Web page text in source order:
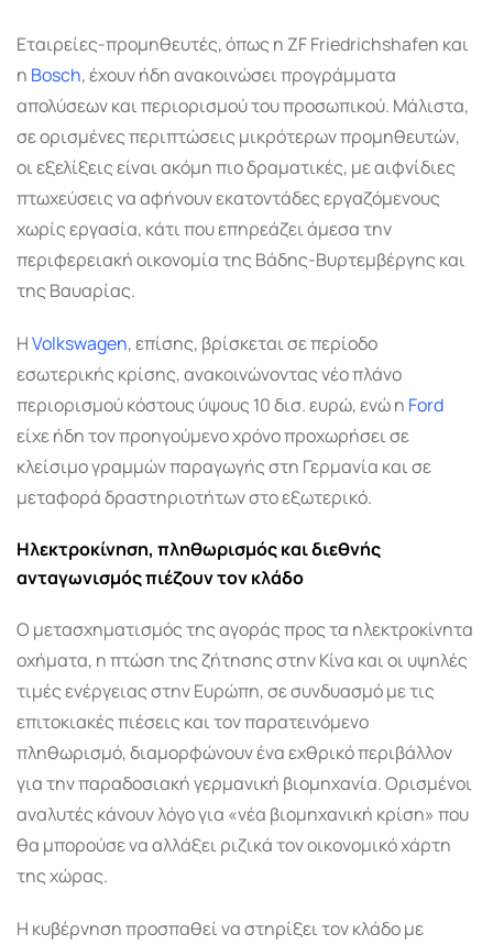
Εταιρείες-προμηθευτές, όπως η ZF Friedrichshafen και
η Bosch, έχουν ήδη ανακοινώσει προγράμματα
απολύσεων και περιορισμού του προσωπικού. Μάλιστα,
σε ορισμένες περιπτώσεις μικρότερων προμηθευτών,
οι εξελίξεις είναι ακόμη πιο δραματικές, με αιφνίδιες
πτωχεύσεις να αφήνουν εκατοντάδες εργαζόμενους
χωρίς εργασία, κάτι που επηρεάζει άμεσα την
περιφερειακή οικονομία της Βάδης-Βυρτεμβέργης και
της Βαυαρίας.
ΗVolkswagen, επίσης, βρίσκεται σε περίοδο
εσωτερικής κρίσης, ανακοινώνοντας νέο πλάνο
περιορισμού κόστους ύψους 10 δισ. ευρώ, ενώ η Ford
είχε ήδη τον προηγούμενο χρόνο προχωρήσει σε
κλείσιμο γραμμών παραγωγής στη Γερμανία και σε
μεταφορά δραστηριοτήτων στο εξωτερικό.
Ηλεκτροκίνηση, πληθωρισμός και διεθνής
ανταγωνισμός πιέζουν τον κλάδο
Ο μετασχηματισμός της αγοράς προς τα ηλεκτροκίνητα
οχήματα, η πτώση της ζήτησης στην Κίνα και οι υψηλές
τιμές ενέργειας στην Ευρώπη, σε συνδυασμό με τις
επιτοκιακές πιέσεις και τον παρατεινόμενο
πληθωρισμό, διαμορφώνουν ένα εχθρικό περιβάλλον
για την παραδοσιακή γερμανική βιομηχανία. Ορισμένοι
αναλυτές κάνουν λόγο για «νέα βιομηχανική κρίση» που
θα μπορούσε να αλλάξει ριζικά τον οικονομικό χάρτη
της χώρας.
Η κυβέρνηση προσπαθεί να στηρίξει τον κλάδο με